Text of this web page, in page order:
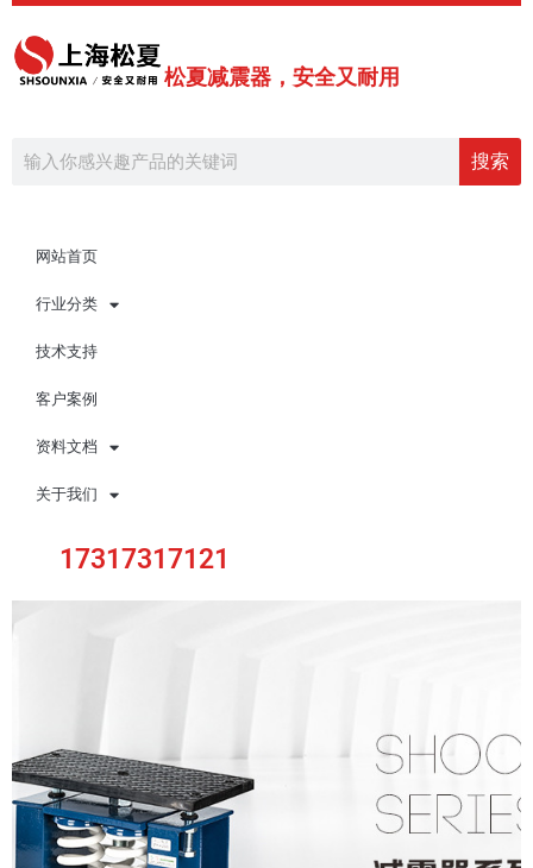
跳
内
松夏减震器，安全又耐用
搜索
网站首页
行业分类
技术支持
客户案例
资料文档
关于我们
17317317121